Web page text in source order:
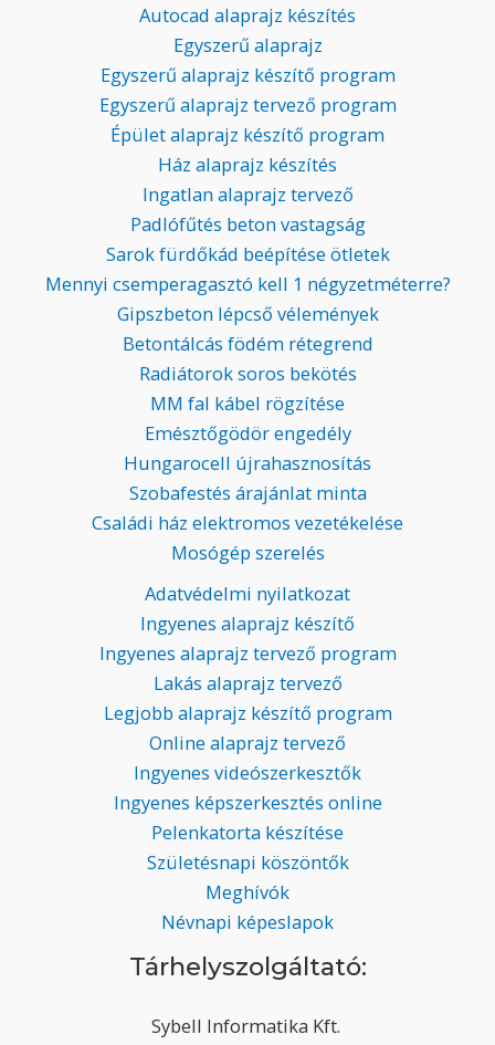
Autocad alaprajz készítés
Egyszerű alaprajz
Egyszerű alaprajz készítő program
Egyszerű alaprajz tervező program
Épület alaprajz készítő program
Ház alaprajz készítés
Ingatlan alaprajz tervező
Padlófűtés beton vastagság
Sarok fürdőkád beépítése ötletek
Mennyi csemperagasztó kell 1 négyzetméterre?
Gipszbeton lépcső vélemények
Betontálcás födém rétegrend
Radiátorok soros bekötés
MM fal kábel rögzítése
Emésztőgödör engedély
Hungarocell újrahasznosítás
Szobafestés árajánlat minta
Családi ház elektromos vezetékelése
Mosógép szerelés
Adatvédelmi nyilatkozat
Ingyenes alaprajz készítő
Ingyenes alaprajz tervező program
Lakás alaprajz tervező
Legjobb alaprajz készítő program
Online alaprajz tervező
Ingyenes videószerkesztők
Ingyenes képszerkesztés online
Pelenkatorta készítése
Születésnapi köszöntők
Meghívók
Névnapi képeslapok
Tárhelyszolgáltató:
Sybell Informatika Kft.